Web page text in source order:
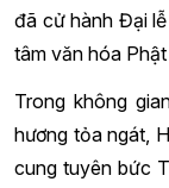
đã cử hành Đại
tâm văn hóa
Trong không
hương tỏa ngát,
cung tuyên bức